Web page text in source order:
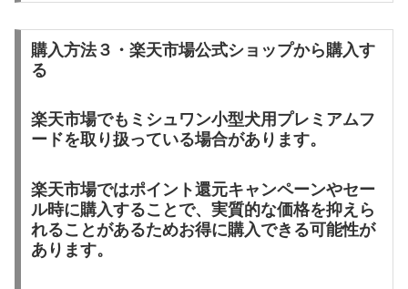
購入方法３・楽天市場公式ショップから購入す
る
楽天市場でもミシュワン小型犬用プレミアムフ
ードを取り扱っている場合があります。
楽天市場ではポイント還元キャンペーンやセー
ル時に購入することで、実質的な価格を抑えら
れることがあるためお得に購入できる可能性が
あります。